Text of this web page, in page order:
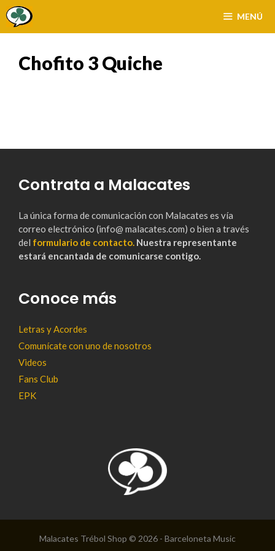
Saltar
MENÚ
Chofito 3 Quiche
Contrata a Malacates
La única forma de comunicación con Malacates es vía
correo electrónico (info@ malacates.com) o bien a través
del formulario de contacto. Nuestra representante
estará encantada de comunicarse contigo.
Conoce más
Letras y Acordes
Comunícate con uno de nosotros
Videos
Fans Club
EPK
Malacates Trébol Shop © 2026 - Barceloneta Music